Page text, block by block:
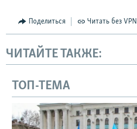
Поделиться Читать без VPN
ЧИТАЙТЕ ТАКЖЕ:
ТОП-ТЕМА